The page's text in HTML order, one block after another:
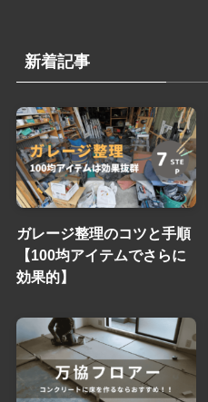
新着記事
ガレージ整理のコツと手順
【100均アイテムでさらに
効果的】